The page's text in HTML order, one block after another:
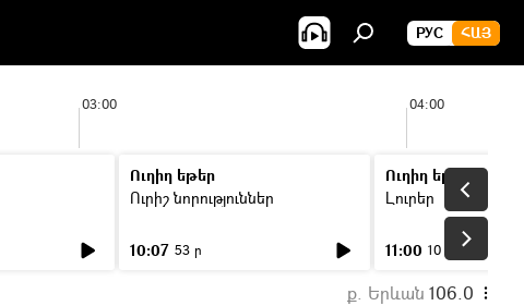
РУС ՀԱՅ
03:00 04:00
Ուղիղ եթեր
Ուրիշ նորություններ
10:07 53 ր
Ուղիղ եթեր
Լուրեր
11:00 10 ր
ք. Երևան 106.0